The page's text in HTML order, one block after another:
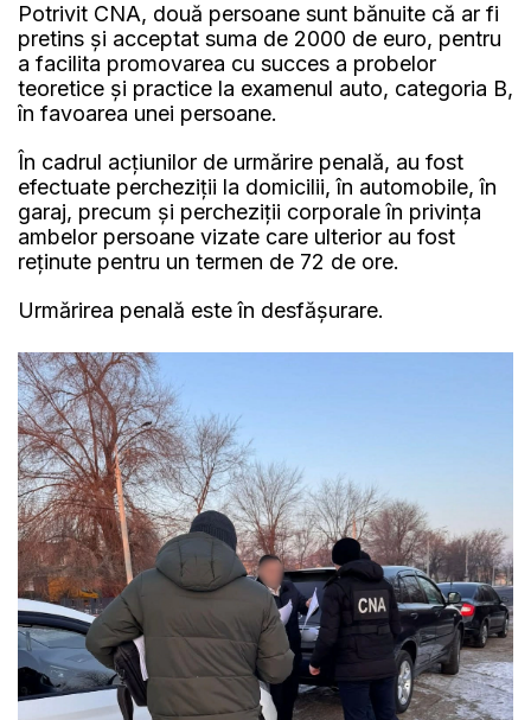
Potrivit CNA, două persoane sunt bănuite că ar fi
pretins și acceptat suma de 2000 de euro, pentru
a facilita promovarea cu succes a probelor
teoretice și practice la examenul auto, categoria B,
în favoarea unei persoane.
În cadrul acțiunilor de urmărire penală, au fost
efectuate percheziții la domicilii, în automobile, în
garaj, precum și percheziții corporale în privința
ambelor persoane vizate care ulterior au fost
reținute pentru un termen de 72 de ore.
Urmărirea penală este în desfășurare.